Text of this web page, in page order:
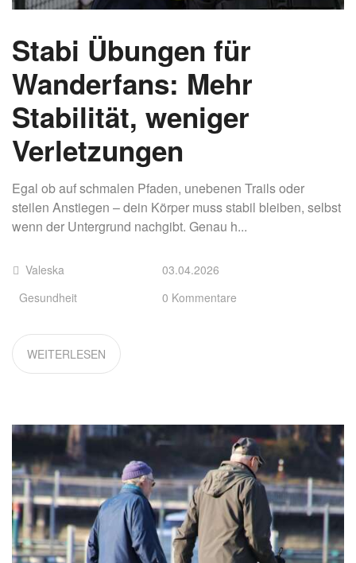
Stabi Übungen für
Wanderfans: Mehr
Stabilität, weniger
Verletzungen
Egal ob auf schmalen Pfaden, unebenen Trails oder
steilen Anstiegen – dein Körper muss stabil bleiben, selbst
wenn der Untergrund nachgibt. Genau h...
Valeska
Gesundheit
03.04.2026
0 Kommentare
WEITERLESEN